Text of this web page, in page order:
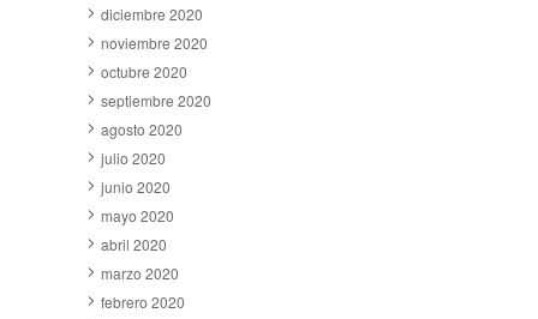
diciembre 2020
noviembre 2020
octubre 2020
septiembre 2020
agosto 2020
julio 2020
junio 2020
mayo 2020
abril 2020
marzo 2020
febrero 2020